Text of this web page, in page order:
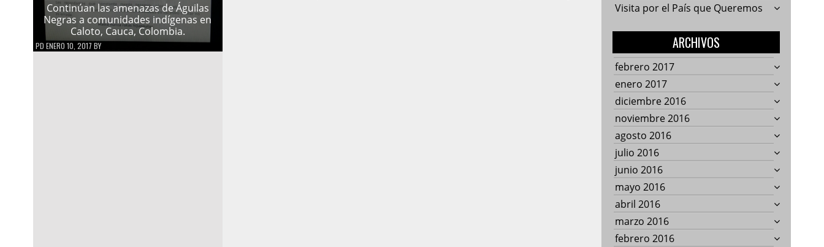
Continúan las amenazas de Águilas
Negras a comunidades indígenas en
Caloto, Cauca, Colombia.
PD ENERO 10, 2017 BY
Visita por el País que Queremos
ARCHIVOS
febrero 2017
enero 2017
diciembre 2016
noviembre 2016
agosto 2016
julio 2016
junio 2016
mayo 2016
abril 2016
marzo 2016
febrero 2016